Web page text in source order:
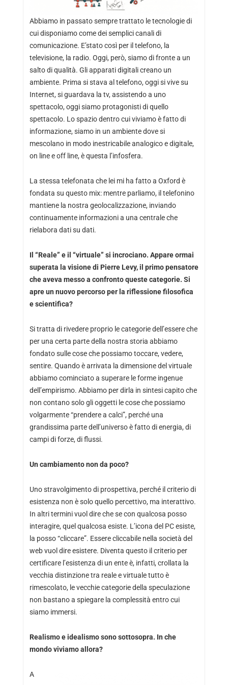
Abbiamo in passato sempre trattato le tecnologie di
cui disponiamo come dei semplici canali di
comunicazione. E’stato così per il telefono, la
televisione, la radio. Oggi, però, siamo di fronte a un
salto di qualità. Gli apparati digitali creano un
ambiente. Prima si stava al telefono, oggi si vive su
Internet, si guardava la tv, assistendo a uno
spettacolo, oggi siamo protagonisti di quello
spettacolo. Lo spazio dentro cui viviamo è fatto di
informazione, siamo in un ambiente dove si
mescolano in modo inestricabile analogico e digitale,
on line e off line, è questa l’infosfera.
La stessa telefonata che lei mi ha fatto a Oxford è
fondata su questo mix: mentre parliamo, il telefonino
mantiene la nostra geolocalizzazione, inviando
continuamente informazioni a una centrale che
rielabora dati su dati.
Il “Reale” e il “virtuale” si incrociano. Appare ormai
superata la visione di Pierre Levy, il primo pensatore
che aveva messo a confronto queste categorie. Si
apre un nuovo percorso per la riflessione filosofica
e scientifica?
Si tratta di rivedere proprio le categorie dell’essere che
per una certa parte della nostra storia abbiamo
fondato sulle cose che possiamo toccare, vedere,
sentire. Quando è arrivata la dimensione del virtuale
abbiamo cominciato a superare le forme ingenue
dell’empirismo. Abbiamo per dirla in sintesi capito che
non contano solo gli oggetti le cose che possiamo
volgarmente “prendere a calci”, perché una
grandissima parte dell’universo è fatto di energia, di
campi di forze, di flussi.
Un cambiamento non da poco?
Uno stravolgimento di prospettiva, perché il criterio di
esistenza non è solo quello percettivo, ma interattivo.
In altri termini vuol dire che se con qualcosa posso
interagire, quel qualcosa esiste. L’icona del PC esiste,
la posso “cliccare”. Essere cliccabile nella società del
web vuol dire esistere. Diventa questo il criterio per
certificare l’esistenza di un ente è, infatti, crollata la
vecchia distinzione tra reale e virtuale tutto è
rimescolato, le vecchie categorie della speculazione
non bastano a spiegare la complessità entro cui
siamo immersi.
Realismo e idealismo sono sottosopra. In che
mondo viviamo allora?
A